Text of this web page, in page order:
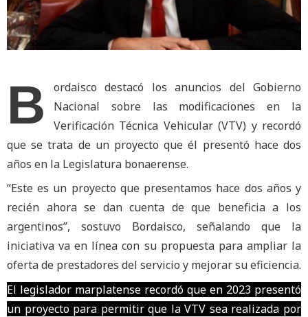
B
ordaisco destacó los anuncios del Gobierno
Nacional sobre las modificaciones en la
Verificación Técnica Vehicular (VTV) y recordó
que se trata de un proyecto que él presentó hace dos
años en la Legislatura bonaerense.
“Este es un proyecto que presentamos hace dos años y
recién ahora se dan cuenta de que beneficia a los
argentinos”, sostuvo Bordaisco, señalando que la
iniciativa va en línea con su propuesta para ampliar la
oferta de prestadores del servicio y mejorar su eficiencia.
El legislador marplatense recordó que en 2023 presentó
un proyecto para permitir que la VTV sea realizada por